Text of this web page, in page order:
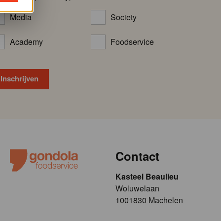
Media
Society
Academy Foodservice
Contact
Kasteel Beaulieu
​​​Woluwelaan
1001830 Machelen